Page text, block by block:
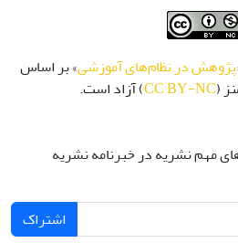
پژوهش در نظام‌های آموزشی» بر اساس
(
CC BY-NC) آزاد است.
مهم نشریه در خبرنامه نشریه
اشتراک